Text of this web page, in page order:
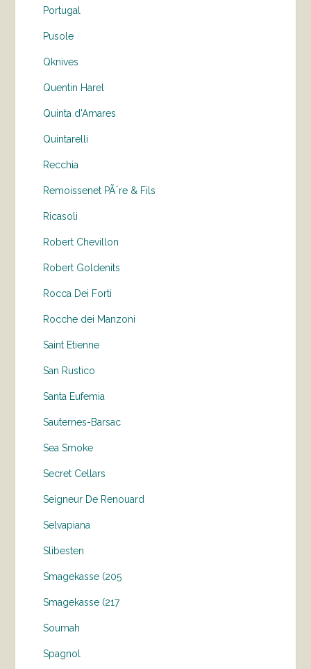
Portugal
Pusole
Qknives
Quentin Harel
Quinta d'Amares
Quintarelli
Recchia
Remoissenet PÃ¨re & Fils
Ricasoli
Robert Chevillon
Robert Goldenits
Rocca Dei Forti
Rocche dei Manzoni
Saint Etienne
San Rustico
Santa Eufemia
Sauternes-Barsac
Sea Smoke
Secret Cellars
Seigneur De Renouard
Selvapiana
Slibesten
Smagekasse (205
Smagekasse (217
Soumah
Spagnol